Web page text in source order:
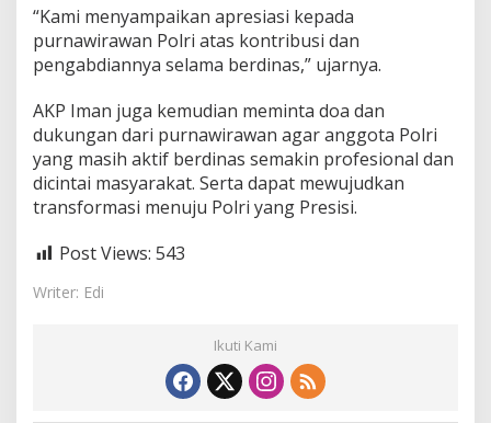
e
u
r
a
w
r
a
w
n
“Kami menyampaikan apresiasi kepada
purnawirawan Polri atas kontribusi dan
pengabdiannya selama berdinas,” ujarnya.
AKP Iman juga kemudian meminta doa dan
dukungan dari purnawirawan agar anggota Polri
yang masih aktif berdinas semakin profesional dan
dicintai masyarakat. Serta dapat mewujudkan
transformasi menuju Polri yang Presisi.
Post Views: 543
Writer: Edi
Ikuti Kami